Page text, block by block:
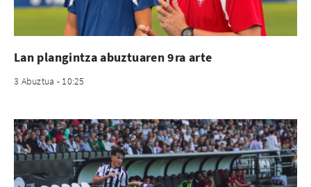
Lan plangintza abuztuaren 9ra arte
3 Abuztua - 10:25